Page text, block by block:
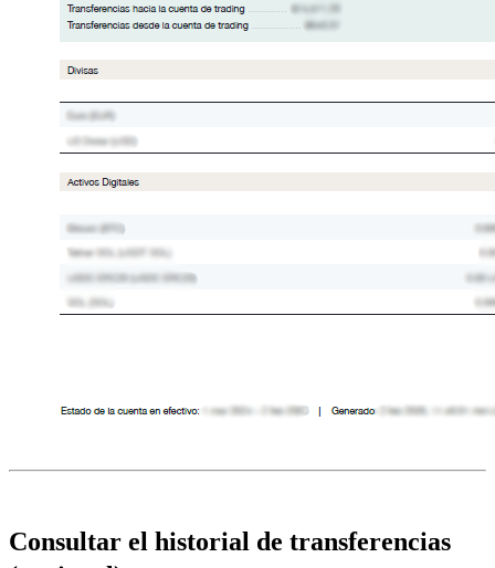
Consultar el historial de transferencias